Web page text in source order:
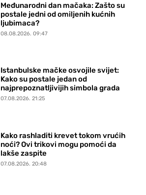
Međunarodni dan mačaka: Zašto su
postale jedni od omiljenih kućnih
ljubimaca?
08.08.2026. 09:47
Istanbulske mačke osvojile svijet:
Kako su postale jedan od
najprepoznatljivijih simbola grada
07.08.2026. 21:25
Kako rashladiti krevet tokom vrućih
noći? Ovi trikovi mogu pomoći da
lakše zaspite
07.08.2026. 20:48